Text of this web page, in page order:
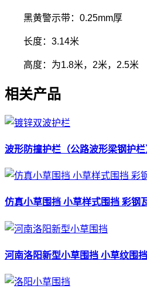
黑黄警示带：0.25mm厚
长度：3.14米
高度：为1.8米，2米，2.5米
相关产品
波形防撞护栏（公路波形梁钢护栏
仿真小草围挡 小草样式围挡 彩钢
河南洛阳新型小草围挡 小草纹围